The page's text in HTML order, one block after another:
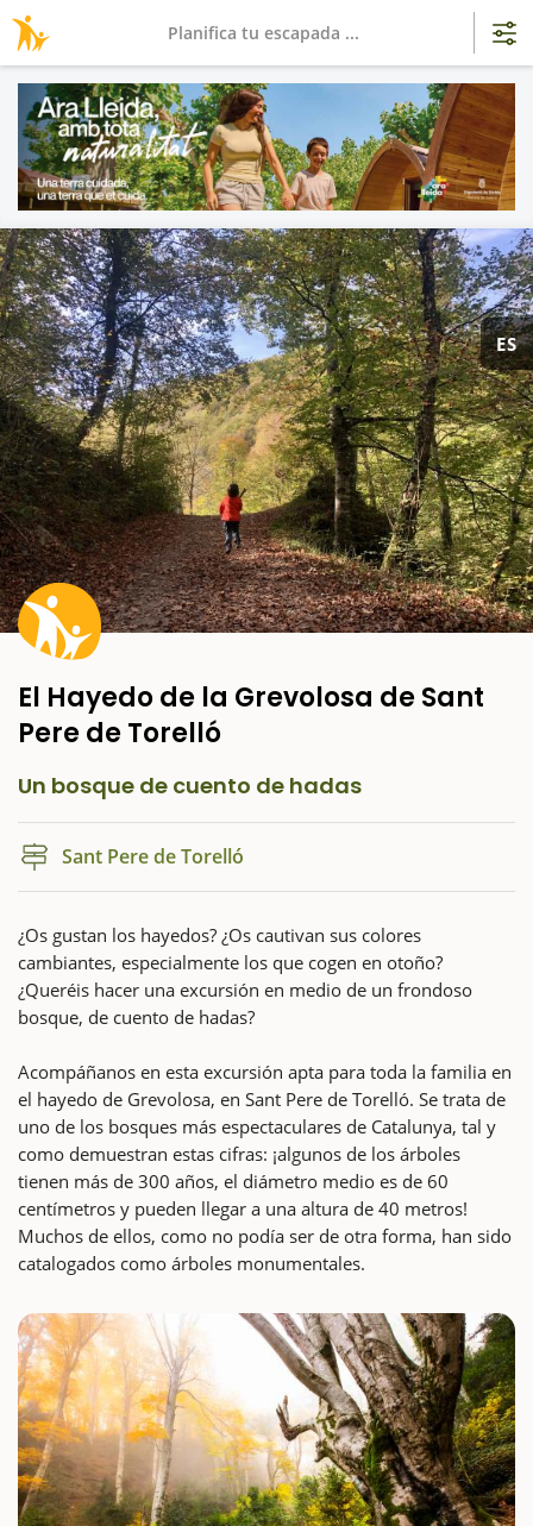
ES
El Hayedo de la Grevolosa de Sant
Pere de Torelló
Un bosque de cuento de hadas
Sant Pere de Torelló
¿Os gustan los hayedos? ¿Os cautivan sus colores
cambiantes, especialmente los que cogen en otoño?
¿Queréis hacer una excursión en medio de un frondoso
bosque, de cuento de hadas?
Acompáñanos en esta excursión apta para toda la familia en
el hayedo de Grevolosa, en Sant Pere de Torelló. Se trata de
uno de los bosques más espectaculares de Catalunya, tal y
como demuestran estas cifras: ¡algunos de los árboles
tienen más de 300 años, el diámetro medio es de 60
centímetros y pueden llegar a una altura de 40 metros!
Muchos de ellos, como no podía ser de otra forma, han sido
catalogados como árboles monumentales.
Planifica tu escapada ...